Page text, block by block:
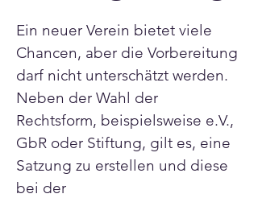
Ein neuer Verein bietet viele
Chancen, aber die Vorbereitung
darf nicht unterschätzt werden.
Neben der Wahl der
Rechtsform, beispielsweise e.V.,
GbR oder Stiftung, gilt es, eine
Satzung zu erstellen und diese
bei der